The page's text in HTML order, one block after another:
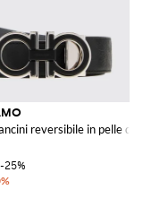
reversibile in pelle di
-25%